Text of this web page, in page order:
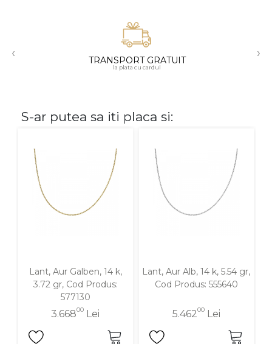
18K
Cu pietre
Diamante
‹ TRANSPORT GRATUIT
la plata cu cardul
›
S-ar putea sa iti placa si:
Lant, Aur Galben, 14 k,
3.72 gr, Cod Produs:
577130
3.66800 Lei
Lant, Aur Alb, 14 k, 5.54 gr,
Cod Produs: 555640
5.46200Lei